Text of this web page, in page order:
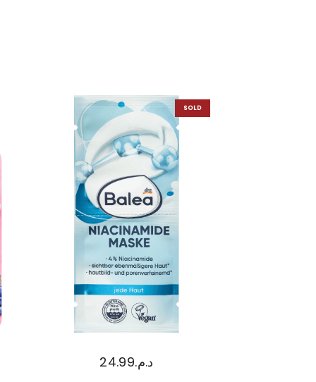
SOLD
د.م.24.99